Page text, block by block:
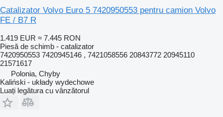
Catalizator Volvo Euro 5 7420950553 pentru camion Volvo
FE / B7 R
1.419 EUR ≈ 7.445 RON
Piesă de schimb - catalizator
7420950553 7420945146 , 7421058556 20843772 20945110
21571617
Polonia, Chyby
Kaliński - układy wydechowe
Luați legătura cu vânzătorul